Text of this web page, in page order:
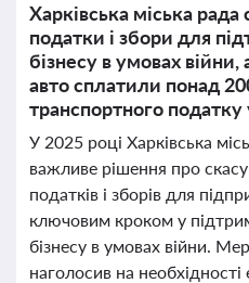
Харківська міська рада
податки і збори для
бізнесу в умовах
авто сплатили понад
транспортного податку
У 2025 році Харківська
важливе рішення про
податків і зборів для
ключовим кроком у
бізнесу в умовах війни.
наголосив на